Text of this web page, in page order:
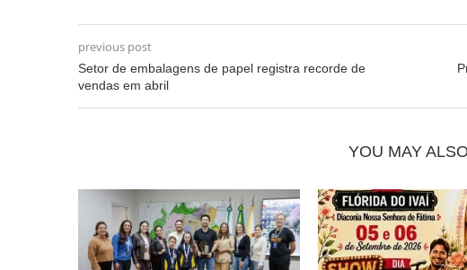
previous post
Setor de embalagens de papel registra recorde de
vendas em abril
YOU MAY